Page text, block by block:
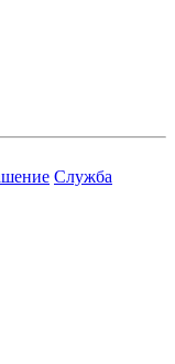
Служба